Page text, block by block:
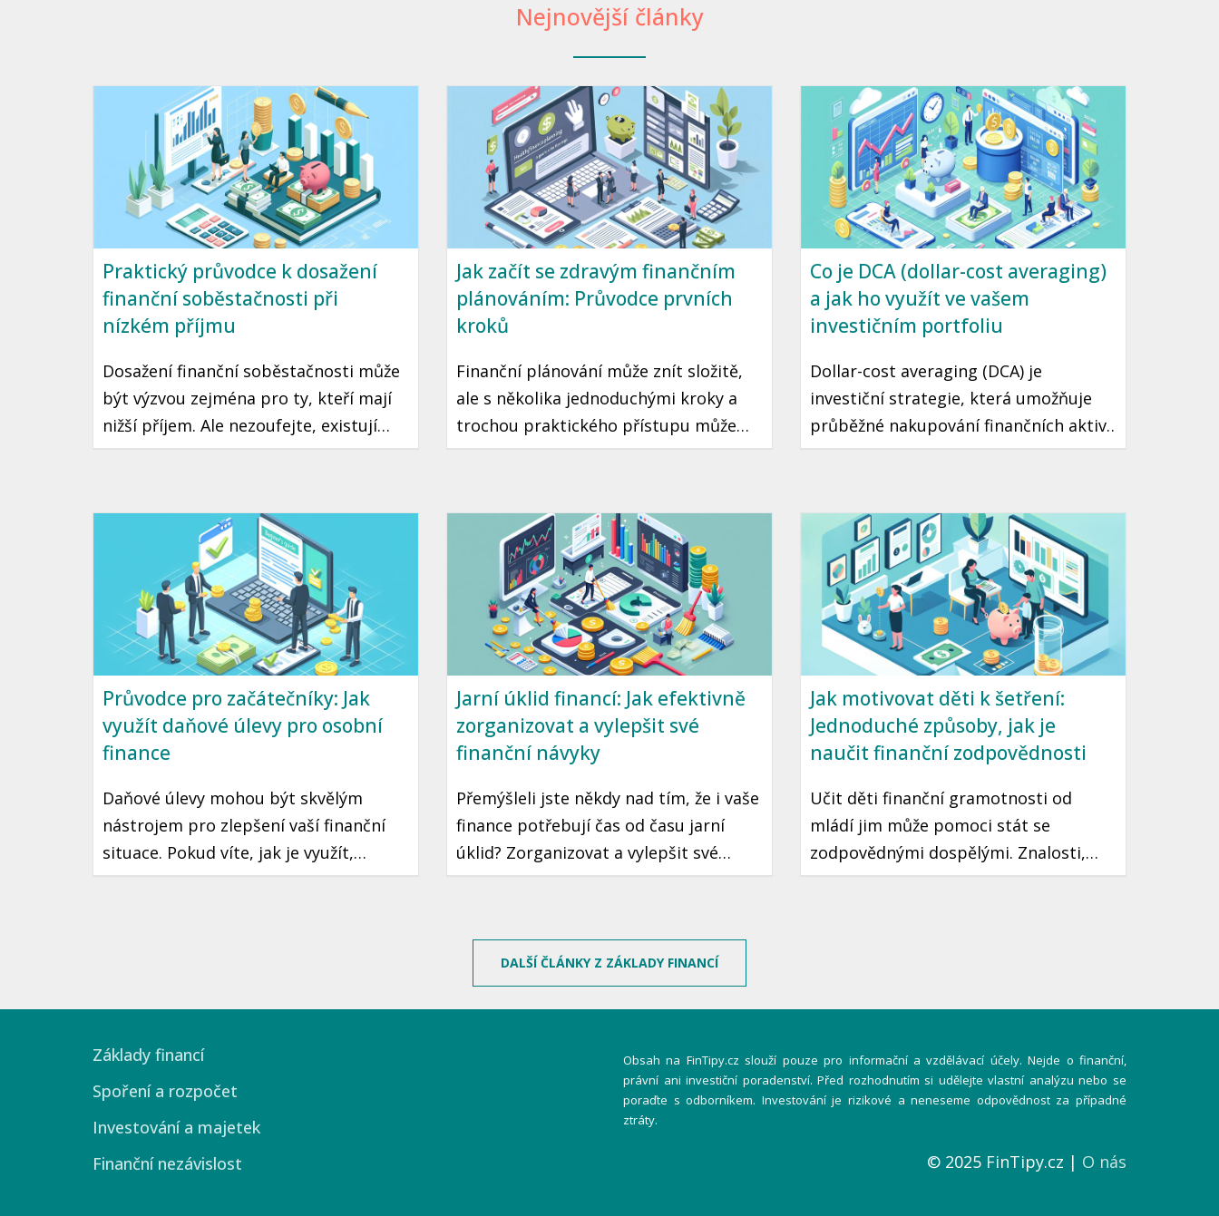
Nejnovější články
Praktický průvodce k dosažení
finanční soběstačnosti při
nízkém příjmu
Dosažení finanční soběstačnosti může
být výzvou zejména pro ty, kteří mají
nižší příjem. Ale nezoufejte, existují
praktické kroky a strategie, které vám
šetřit a investovat i s omezeným
rozpočtem.
Jak začít se zdravým finančním
plánováním: Průvodce prvních
kroků
Finanční plánování může znít složitě,
ale s několika jednoduchými kroky a
trochou praktického přístupu může
začít každý. Je to cesta ke klidné a
Připravili jsme pro vás průvodce, který
vám pomůže začít se zdravým
finančním plánováním.
Co je DCA (dollar-cost averaging)
a jak ho využít ve vašem
investičním portfoliu
Dollar-cost averaging (DCA) je
investiční strategie, která umožňuje
průběžné nakupování finančních aktiv
v fixním množství bez ohledu na
načasování a přehřátí trhu. Tento
článek vás seznámí s tím, jak DCA
funguje a jak ho využít ve vaší vlastní
investiční strategii.
Průvodce pro začátečníky: Jak
využít daňové úlevy pro osobní
finance
Daňové úlevy mohou být skvělým
nástrojem pro zlepšení vaší finanční
situace. Pokud víte, jak je využít,
můžete ušetřit značné částky na
Jarní úklid financí: Jak efektivně
zorganizovat a vylepšit své
finanční návyky
Přemýšleli jste někdy nad tím, že i vaše
finance potřebují čas od času jarní
úklid? Zorganizovat a vylepšit své
finanční návyky je krok, který může
Ukázeme vám, jak na to jednoduše a
prakticky.
Jak motivovat děti k šetření:
Jednoduché způsoby, jak je
naučit finanční zodpovědnosti
Učit děti finanční gramotnosti od
mládí jim může pomoci stát se
zodpovědnými dospělými. Znalosti,
které si osvojí, jim mohou sloužit po
DALŠÍ ČLÁNKY Z ZÁKLADY FINANCÍ
Základy financí
Spoření a rozpočet
Investování a majetek
Finanční nezávislost
Obsah na FinTipy.cz slouží pouze pro informační a vzdělávací účely. Nejde o finanční,
právní ani investiční poradenství. Před rozhodnutím si udělejte vlastní analýzu nebo se
poraďte s odborníkem. Investování je rizikové a neneseme odpovědnost za případné
ztráty.
© 2025 FinTipy.cz | O nás